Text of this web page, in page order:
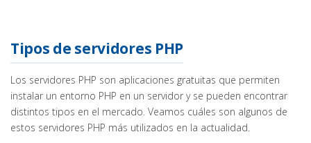
Tipos de servidores PHP
Los servidores PHP son aplicaciones gratuitas que permiten
instalar un entorno PHP en un servidor y se pueden encontrar
distintos tipos en el mercado. Veamos cuáles son algunos de
estos servidores PHP más utilizados en la actualidad.